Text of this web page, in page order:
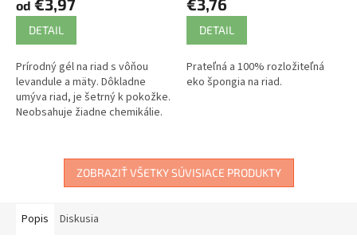
od €3,97
DETAIL
Prírodný gél na riad s vôňou
levandule a mäty. Dôkladne
umýva riad, je šetrný k pokožke.
Neobsahuje žiadne chemikálie.
€3,76
DETAIL
Prateľná a 100% rozložiteľná
eko špongia na riad.
ZOBRAZIŤ VŠETKY SÚVISIACE PRODUKTY
Popis Diskusia